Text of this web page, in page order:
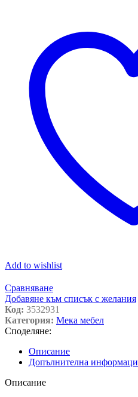
Add to wishlist
Сравняване
Добавяне към списък с желания
Код: 3532931
Категория: Мека мебел
Споделяне:
Описание
Допълнителна
Описание